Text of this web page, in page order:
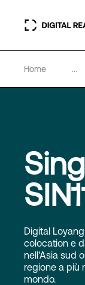
Data center
Partner
Competenze
Chi Siamo
Language
Home ...
Digital
colocation e
nell'Asia sud
regione a più
mondo.